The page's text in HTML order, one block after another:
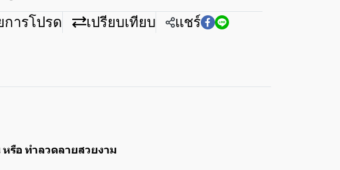
การโปรด เปรียบเทียบ แชร์
รือ ทำลวดลายสวยงาม